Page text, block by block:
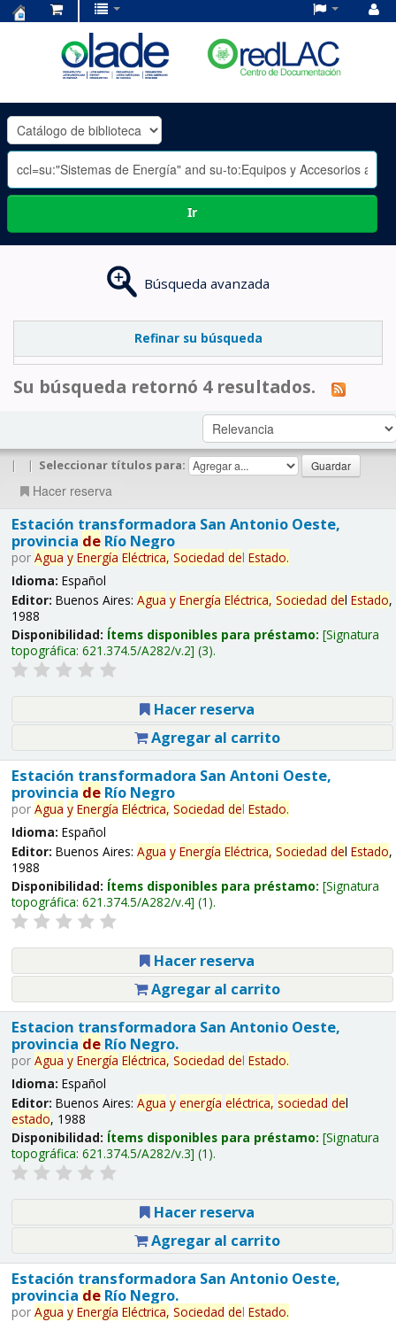
OLADE
-
Ir
Búsqueda avanzada
Refinar su búsqueda
Su búsqueda retornó 4 resultados.
| | Seleccionar títulos para:
Hacer reserva
Estación transformadora San Antonio Oeste,
provincia deRío Negro
por Agua y Energía Eléctrica, Sociedad del Estado.
Idioma: Español
Editor: Buenos Aires: Agua y Energía Eléctrica, Sociedad del Estado,
1988
Disponibilidad: Ítems disponibles para préstamo: Signatura
topográfica: 621.374.5/A282/v.2 (3).
Hacer reserva
Agregar al carrito
Estación transformadora San Antoni Oeste,
provincia deRío Negro
por Agua y Energía Eléctrica, Sociedad del Estado.
Idioma: Español
Editor: Buenos Aires: Agua y Energía Eléctrica, Sociedad del Estado,
1988
Disponibilidad: Ítems disponibles para préstamo: Signatura
topográfica: 621.374.5/A282/v.4 (1).
Hacer reserva
Agregar al carrito
Estacion transformadora San Antonio Oeste,
provincia deRío Negro.
por Agua y Energía Eléctrica, Sociedad del Estado.
Idioma: Español
Editor: Buenos Aires: Agua y energía eléctrica, sociedad del
estado, 1988
Disponibilidad: Ítems disponibles para préstamo: Signatura
topográfica: 621.374.5/A282/v.3 (1).
Hacer reserva
Agregar al carrito
Estación transformadora San Antonio Oeste,
provincia deRío Negro.
por Agua y Energía Eléctrica, Sociedad del Estado.